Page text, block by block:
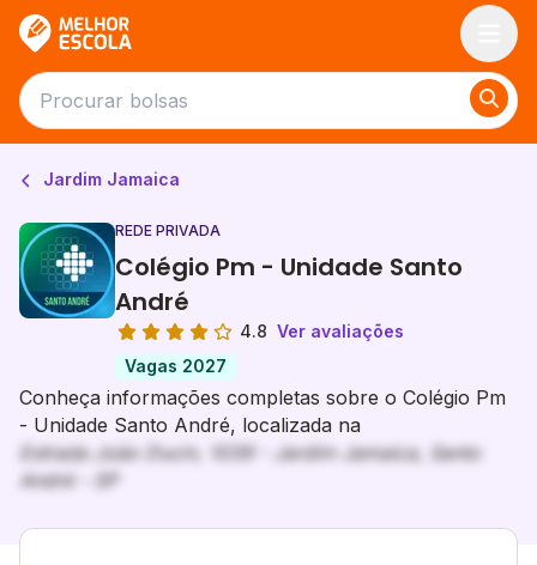
Jardim Jamaica
REDE PRIVADA
Colégio Pm - Unidade Santo
André
4.8 Ver avaliações
Vagas 2027
Conheça informações completas sobre o Colégio Pm
- Unidade Santo André, localizada na
Estrada João Ducin, 1039 - Jardim Jamaica, Santo
André - SP